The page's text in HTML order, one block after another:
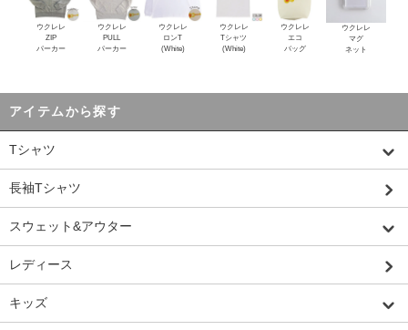
ウクレレ
ZIP
パーカー
ウクレレ
PULL
パーカー
ウクレレ
ロンT
(White)
ウクレレ
Tシャツ
(White)
ウクレレ
エコ
バッグ
ウクレレ
マグ
ネット
アイテムから探す
Tシャツ
長袖Tシャツ
スウェット&アウター
レディース
キッズ